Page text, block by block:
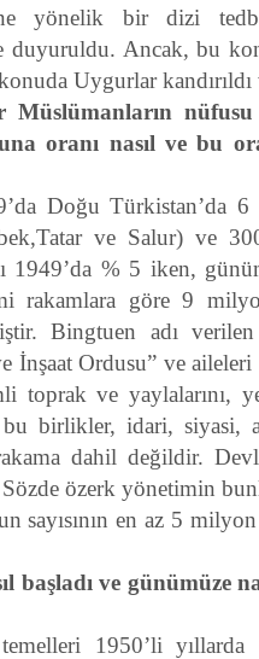
yönelik bir dizi
duyuruldu. Ancak, bu
Uygurlar kandırıldı
Müslümanların
oranı nasıl ve bu
Doğu Türkistan’da
ve Salur) ve
1949’da % 5 iken,
rakamlara göre 9
Bingtuen adı
İnşaat Ordusu” ve
toprak ve yaylalarını,
bu birlikler, idari, siyasi,
rakama dahil değildir.
Sözde özerk yönetimin
sayısının en az 5
başladı ve günümüze
1950’li